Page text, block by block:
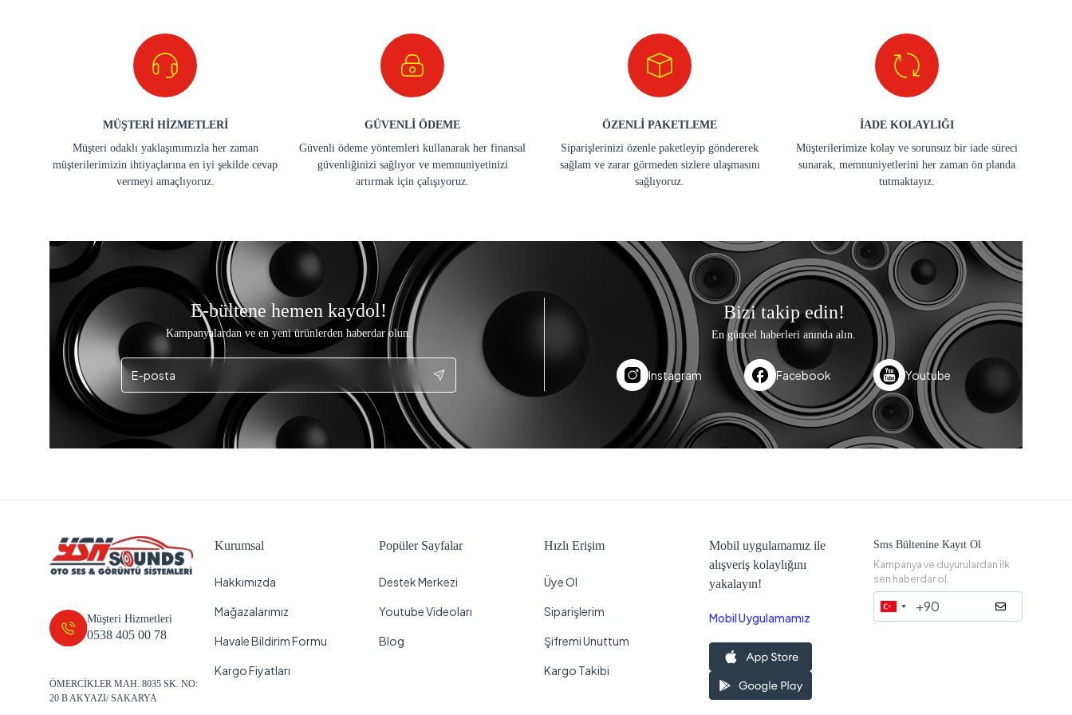
MÜŞTERİ HİZMETLERİ
Müşteri odaklı yaklaşımımızla her zaman
müşterilerimizin ihtiyaçlarına en iyi şekilde cevap
vermeyi amaçlıyoruz.
GÜVENLİ ÖDEME
Güvenli ödeme yöntemleri kullanarak her finansal
güvenliğinizi sağlıyor ve memnuniyetinizi
artırmak için çalışıyoruz.
ÖZENLİ PAKETLEME
Siparişlerinizi özenle paketleyip göndererek
sağlam ve zarar görmeden sizlere ulaşmasını
sağlıyoruz.
İADE KOLAYLIĞI
Müşterilerimize kolay ve sorunsuz bir iade süreci
sunarak, memnuniyetlerini her zaman ön planda
tutmaktayız.
E-bültene hemen kaydol!
Kampanyalardan ve en yeni ürünlerden haberdar olun.
Bizi takip edin!
En güncel haberleri anında alın.
Instagram Facebook Youtube
Müşteri Hizmetleri
0538 405 00 78
ÖMERCİKLER MAH. 8035 SK. NO:
20 B AKYAZI/ SAKARYA
Kurumsal
Hakkımızda
Mağazalarımız
Havale Bildirim Formu
Kargo Fiyatları
Popüler Sayfalar
Destek Merkezi
Youtube Videoları
Blog
Hızlı Erişim
Üye Ol
Siparişlerim
Şifremi Unuttum
Kargo Takibi
Mobil uygulamamız ile
alışveriş kolaylığını
yakalayın!
Mobil Uygulamamız
Sms Bültenine Kayıt Ol
Kampanya ve duyurulardan ilk
sen haberdar ol.